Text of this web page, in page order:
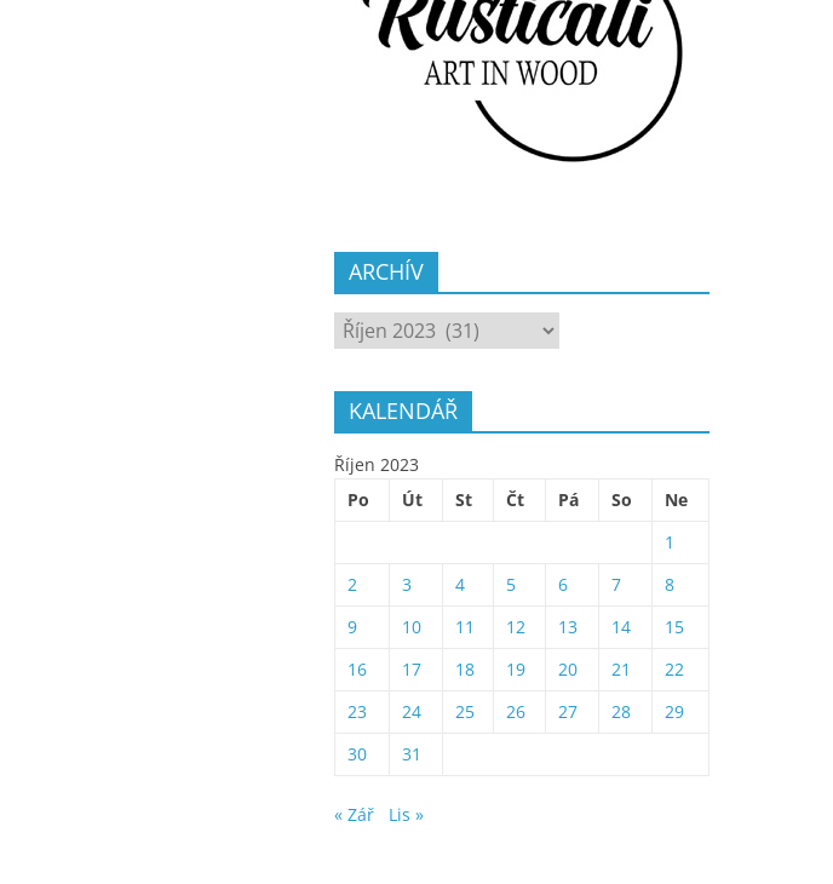
ARCHÍV
ARCHÍV
KALENDÁŘ
Říjen 2023
Po
Út St Čt Pá So
Ne
1
2
3 4 5 6 7
8
9
10 11 12 13 14
15
16
17 18 19 20 21
22
23
24 25 26 27 28
29
30
31
« Zář Lis »